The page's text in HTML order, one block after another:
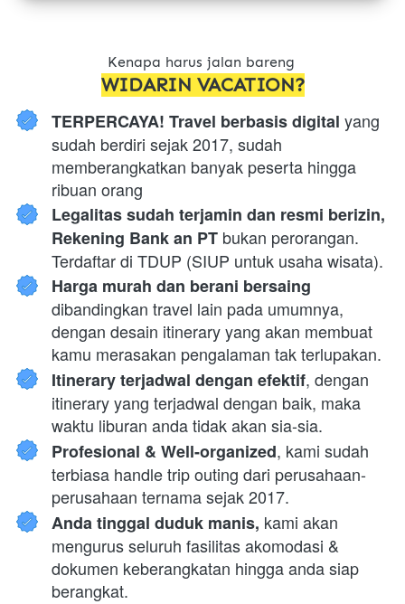
Kenapa harus jalan bareng
WIDARIN VACATION?
TERPERCAYA! Travel berbasis digital yang
sudah berdiri sejak 2017, sudah
memberangkatkan banyak peserta hingga
ribuan orang
Legalitas sudah terjamin dan resmi berizin,
Rekening Bank an PT bukan perorangan.
Terdaftar di TDUP (SIUP untuk usaha wisata).
dibandingkan travel lain pada umumnya,
dengan desain itinerary yang akan membuat
kamu merasakan pengalaman tak terlupakan.
Itinerary terjadwal dengan efektif, dengan
itinerary yang terjadwal dengan baik, maka
waktu liburan anda tidak akan sia-sia.
Profesional & Well-organized, kami sudah
terbiasa handle trip outing dari perusahaan-
perusahaan ternama sejak 2017.
Anda tinggal duduk manis, kami akan
mengurus seluruh fasilitas akomodasi &
dokumen keberangkatan hingga anda siap
berangkat.